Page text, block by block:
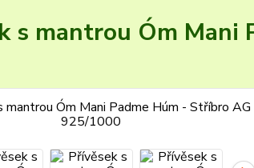
s mantrou Óm